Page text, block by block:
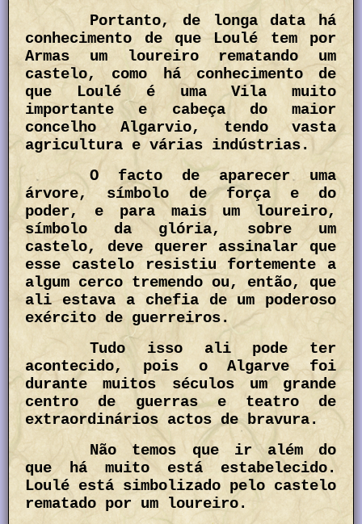
Portanto, de longa data há
conhecimento de que Loulé tem por
Armas um loureiro rematando um
castelo, como há conhecimento de
que Loulé é uma Vila muito
importante e cabeça do maior
concelho Algarvio, tendo vasta
agricultura e várias indústrias.
O facto de aparecer uma
árvore, símbolo de força e do
poder, e para mais um loureiro,
símbolo da glória, sobre um
castelo, deve querer assinalar que
esse castelo resistiu fortemente a
algum cerco tremendo ou, então, que
ali estava a chefia de um poderoso
exército de guerreiros.
Tudo isso ali pode ter
acontecido, pois o Algarve foi
durante muitos séculos um grande
centro de guerras e teatro de
extraordinários actos de bravura.
Não temos que ir além do
que há muito está estabelecido.
Loulé está simbolizado pelo castelo
rematado por um loureiro.